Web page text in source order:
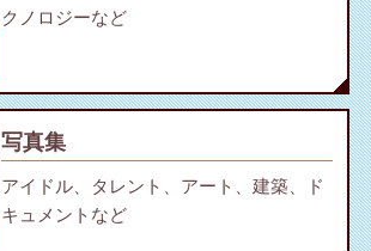
クノロジーなど
写真集
アイドル、タレント、アート、建築、ド
キュメントなど